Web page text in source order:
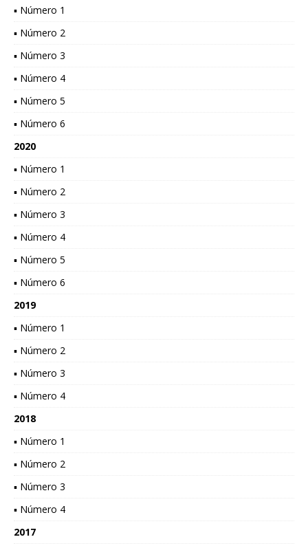
▪ Número 1
▪ Número 2
▪ Número 3
▪ Número 4
▪ Número 5
▪ Número 6
2020
▪ Número 1
▪ Número 2
▪ Número 3
▪ Número 4
▪ Número 5
▪ Número 6
2019
▪ Número 1
▪ Número 2
▪ Número 3
▪ Número 4
2018
▪ Número 1
▪ Número 2
▪ Número 3
▪ Número 4
2017